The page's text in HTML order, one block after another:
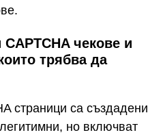
чекове и
трябва да
страници са създадени
но включват